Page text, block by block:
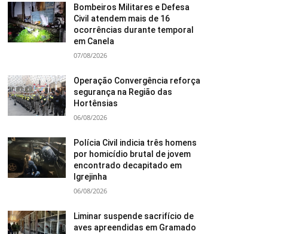
Bombeiros Militares e Defesa
Civil atendem mais de 16
ocorrências durante temporal
em Canela
07/08/2026
Operação Convergência reforça
segurança na Região das
Hortênsias
06/08/2026
Polícia Civil indicia três homens
por homicídio brutal de jovem
encontrado decapitado em
Igrejinha
06/08/2026
Liminar suspende sacrifício de
aves apreendidas em Gramado